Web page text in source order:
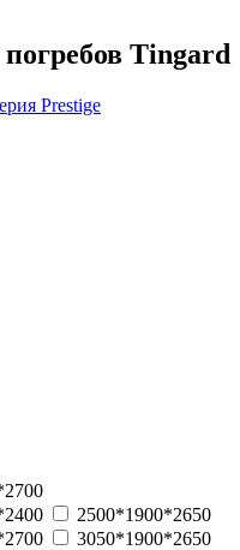
Tingard
Prestige
2500*1900*2650
3050*1900*2650